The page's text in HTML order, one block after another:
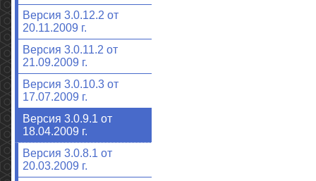
Версия 3.0.12.2 от
20.11.2009 г.
Версия 3.0.11.2 от
21.09.2009 г.
Версия 3.0.10.3 от
17.07.2009 г.
Версия 3.0.9.1 от
18.04.2009 г.
Версия 3.0.8.1 от
20.03.2009 г.